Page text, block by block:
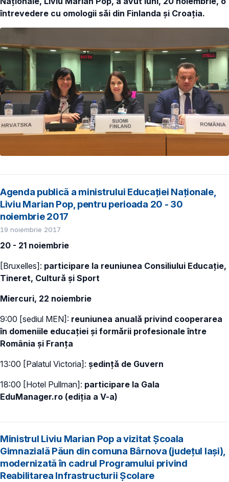
întrevedere cu omologii săi din Finlanda și Croația.
Agenda publică a ministrului Educației Naționale,
Liviu Marian Pop, pentru perioada 20 - 30
noiembrie 2017
19 noiembrie 2017
20 - 21 noiembrie
[Bruxelles]: participare la reuniunea Consiliului Educație,
Tineret, Cultură și Sport
Miercuri, 22 noiembrie
9:00 [sediul MEN]: reuniunea anuală privind cooperarea
în domeniile educației și formării profesionale între
România și Franța
13:00 [Palatul Victoria]: ședință de Guvern
18:00 [Hotel Pullman]: participare la Gala
EduManager.ro (ediția a V-a)
Ministrul Liviu Marian Pop a vizitat Școala
Gimnazială Păun din comuna Bârnova (județul Iași),
modernizată în cadrul Programului privind
Reabilitarea Infrastructurii Școlare